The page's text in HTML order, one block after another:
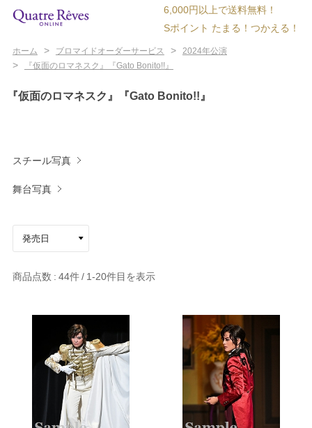
6,000円以上で送料無料！
Sポイント たまる！つかえる！
ホーム > ブロマイドオーダーサービス > 2024年公演
> 『仮面のロマネスク』『Gato Bonito!!』
『仮面のロマネスク』『Gato Bonito!!』
スチール写真
舞台写真
商品点数 44件 1-20件目を表示